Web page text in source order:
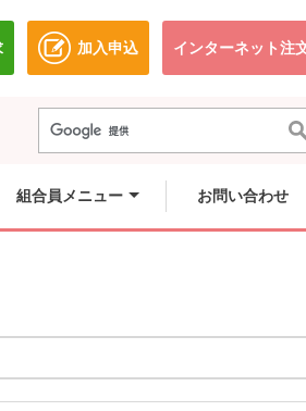
ンドウで開きます。
加入申込
別のウィンドウで開きます。
インターネット注
別のウィ
組合員メニュー お問い合わせ